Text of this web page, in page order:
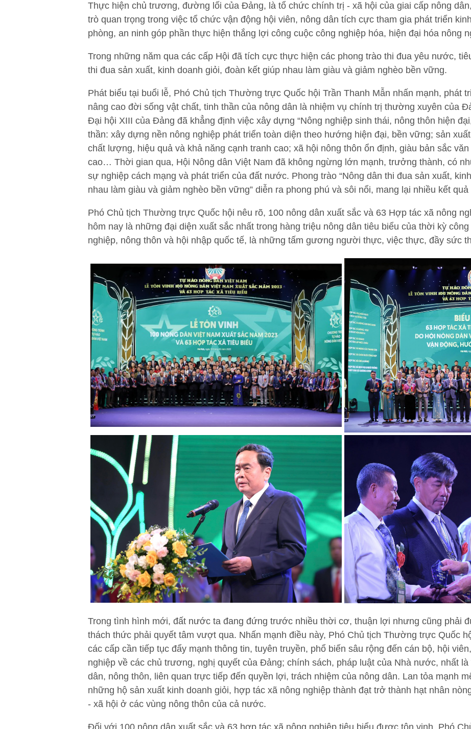
Thực hiện chủ trương, đường lối của Đảng, là tổ chức chính trị - xã hội của giai cấp nông
trò quan trọng trong việc tổ chức vận động hội viên, nông dân tích cực tham gia phát triển
phòng, an ninh góp phần thực hiện thắng lợi công cuộc công nghiệp hóa, hiện đại hóa nông
Trong những năm qua các cấp Hội đã tích cực thực hiện các phong trào thi đua yêu nước,
thi đua sản xuất, kinh doanh giỏi, đoàn kết giúp nhau làm giàu và giảm nghèo bền vững.
Phát biểu tại buổi lễ, Phó Chủ tịch Thường trực Quốc hội Trần Thanh Mẫn nhấn mạnh, phát
nâng cao đời sống vật chất, tinh thần của nông dân là nhiệm vụ chính trị thường xuyên của
Đại hội XIII của Đảng đã khẳng định việc xây dựng “Nông nghiệp sinh thái, nông thôn hiện
thần: xây dựng nền nông nghiệp phát triển toàn diện theo hướng hiện đại, bền vững; sản
chất lượng, hiệu quả và khả năng cạnh tranh cao; xã hội nông thôn ổn định, giàu bản sắc
cao… Thời gian qua, Hội Nông dân Việt Nam đã không ngừng lớn mạnh, trưởng thành, có
sự nghiệp cách mạng và phát triển của đất nước. Phong trào “Nông dân thi đua sản xuất,
nhau làm giàu và giảm nghèo bền vững” diễn ra phong phú và sôi nổi, mang lại nhiều kết
Phó Chủ tịch Thường trực Quốc hội nêu rõ, 100 nông dân xuất sắc và 63 Hợp tác xã nông
hôm nay là những đại diện xuất sắc nhất trong hàng triệu nông dân tiêu biểu của thời kỳ
nghiệp, nông thôn và hội nhập quốc tế, là những tấm gương người thực, việc thực, đầy sức
Trong tình hình mới, đất nước ta đang đứng trước nhiều thời cơ, thuận lợi nhưng cũng phải
thách thức phải quyết tâm vượt qua. Nhấn mạnh điều này, Phó Chủ tịch Thường trực Quốc
các cấp cần tiếp tục đẩy mạnh thông tin, tuyên truyền, phổ biến sâu rộng đến cán bộ, hội
nghiệp về các chủ trương, nghị quyết của Đảng; chính sách, pháp luật của Nhà nước, nhất
dân, nông thôn, liên quan trực tiếp đến quyền lợi, trách nhiệm của nông dân. Lan tỏa mạnh
những hộ sản xuất kinh doanh giỏi, hợp tác xã nông nghiệp thành đạt trở thành hạt nhân
- xã hội ở các vùng nông thôn của cả nước.